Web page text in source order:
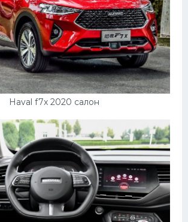
Haval f7x 2020 салон